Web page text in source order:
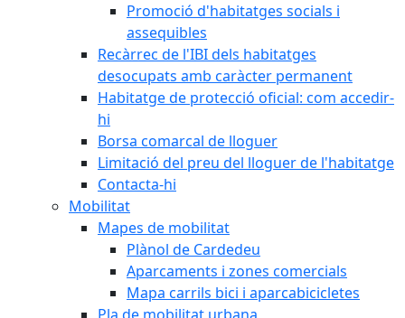
Promoció d'habitatges socials i
assequibles
Recàrrec de l'IBI dels habitatges
desocupats amb caràcter permanent
Habitatge de protecció oficial: com accedir-
hi
Borsa comarcal de lloguer
Limitació del preu del lloguer de l'habitatge
Contacta-hi
Mobilitat
Mapes de mobilitat
Plànol de Cardedeu
Aparcaments i zones comercials
Mapa carrils bici i aparcabicicletes